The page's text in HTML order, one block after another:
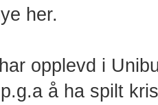
her.
opplevd i
å ha spilt